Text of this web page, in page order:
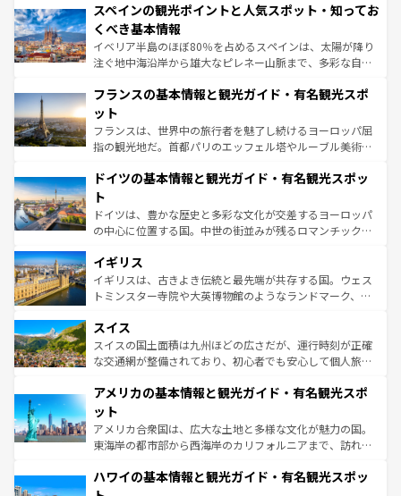
ろん、トスカーナの美しい田園風景やアマルフィ海岸の絶
景など、自然景観も見逃せない。観光の合間には、本場の
ピザやパスタなど、絶品のイタリア料理を堪能することも
できる。朝目覚めてから夜眠るまで、すべての瞬間を楽し
なお、新着のイタリア情報はコンテンツ一覧を参照してほ
しい。
スペインの観光ポイントと人気スポット・知ってお
くべき基本情報
イベリア半島のほぼ80％を占めるスペインは、太陽が降り
注ぐ地中海沿岸から雄大なピレネー山脈まで、多彩な自然
文化が根付くこの国では、情熱的なフラメンコ、熱気あふ
れる闘牛、そして美味しいタパスが生活の一部となってい
る。首都マドリードの洗練された雰囲気や、バルセロナの
アートに溢れた街角から、地方では古代ローマ遺跡や中世
せる。地方によって風土や気候が異なるスペインはその個
ンテンツ一覧 を参照してほしい。
フランスの基本情報と観光ガイド・有名観光スポ
ット
フランスは、世界中の旅行者を魅了し続けるヨーロッパ屈
指の観光地だ。首都パリのエッフェル塔やルーブル美術館
で、幅広い魅力が詰まっている。華麗な宮殿、歴史的な大
聖堂、美しいビーチ、そして豊かな自然が、訪れる者を心
から魅了する。また、フランスは美食の国としても知ら
れ、フランス料理はユネスコ無形文化遺産にも登録されて
香り高いラベンダー畑など、多彩な楽しみ方が可能だ。さ
らに、パリ以外の地域にも魅力が溢れており、どの街角に
も豊かな歴史と文化が息づいている。パリ以外の個性あふ
を参照してほしい。
ドイツの基本情報と観光ガイド・有名観光スポッ
ト
ドイツは、豊かな歴史と多彩な文化が交差するヨーロッパ
の中心に位置する国。中世の街並みが残るロマンチック街
顔を持つこの国は、どこを歩いても飽きることがない。ベ
ルリンの文化的活気、バイエルン州のアルプスの絶景、そ
してライン川沿いのワイン畑といった風景は必見。ビール
は、お酒好きな人にはぜひ体験してほしい。 なお、新着の
ドイツ情報はコンテンツ一覧を参照してほしい。
イギリス
イギリスは、古きよき伝統と最先端が共存する国。ウェス
トミンスター寺院や大英博物館のようなランドマーク、歴
リアごとに異なる魅力がある。また、優雅なアフタヌーン
ティー、ビール好きにはたまらない英国パブ、サッカー観
戦など、本場だからこそできる体験も豊富。イギリスを旅
ンツ一覧を参照してほしい。
スイス
スイスの国土面積は九州ほどの広さだが、運行時刻が正確
な交通網が整備されており、初心者でも安心して個人旅行
の建物がそのまま残る町や、スイスならではのユニークな
博物館もあり、アルプス観光だけでなく町歩きも満喫する
ことができる。国民の所得が高いため物価も高いが、旅行
者向けの交通パス提供のサービスもあり、うまく活用すれ
着のスイス情報はコンテンツ一覧を参照してほしい。
アメリカの基本情報と観光ガイド・有名観光スポ
ット
アメリカ合衆国は、広大な土地と多様な文化が魅力の国。
東海岸の都市部から西海岸のカリフォルニアまで、訪れる
のような巨大都市は、観光、ショッピング、エンターテイ
ンメントが詰まった刺激的なスポットだ。一方、アメリカ
ハワイの基本情報と観光ガイド・有名観光スポッ